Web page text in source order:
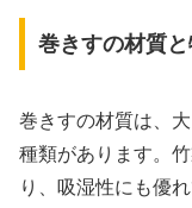
巻きすの材質
巻きすの材質は、
種類があります。
り、吸湿性にも優